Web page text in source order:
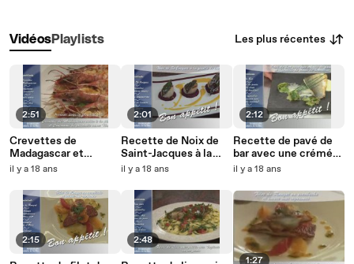
VidéosPlaylists Les plus récentes
2:51
Crevettes de
Madagascar et
consommé de
il y a 18 ans
2:15
2:01
Recette de Noix de
Saint-Jacques à la
feuille de laurier
il y a 18 ans
2:48
2:12
Recette de pavé de
bar avec une crémée
de panais...
il y a 18 ans
1:27